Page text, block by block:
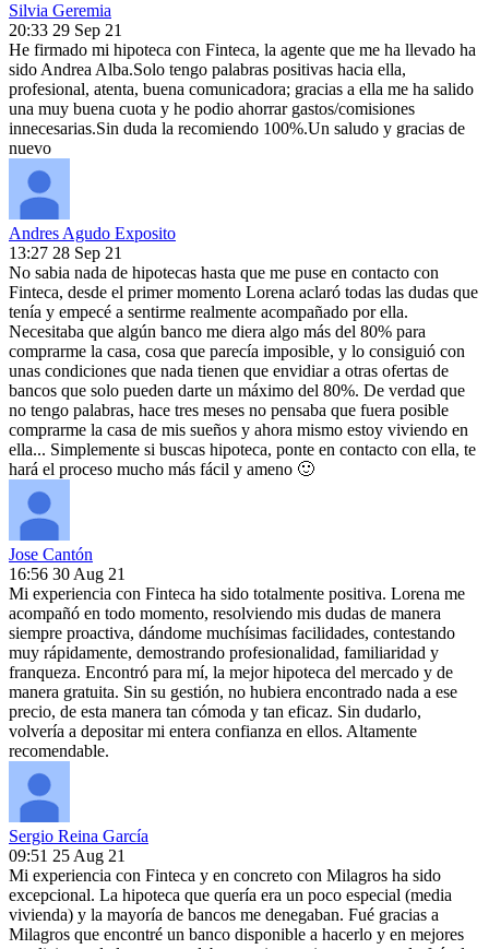
Silvia Geremia
20:33 29 Sep 21
He firmado mi hipoteca con Finteca, la agente que me ha llevado ha
sido Andrea Alba.Solo tengo palabras positivas hacia ella,
profesional, atenta, buena comunicadora; gracias a ella me ha salido
una muy buena cuota y he podio ahorrar gastos/comisiones
innecesarias.Sin duda la recomiendo 100%.Un saludo y gracias de
nuevo
Andres Agudo Exposito
13:27 28 Sep 21
No sabia nada de hipotecas hasta que me puse en contacto con
Finteca, desde el primer momento Lorena aclaró todas las dudas que
tenía y empecé a sentirme realmente acompañado por ella.
Necesitaba que algún banco me diera algo más del 80% para
comprarme la casa, cosa que parecía imposible, y lo consiguió con
unas condiciones que nada tienen que envidiar a otras ofertas de
bancos que solo pueden darte un máximo del 80%. De verdad que
no tengo palabras, hace tres meses no pensaba que fuera posible
comprarme la casa de mis sueños y ahora mismo estoy viviendo en
ella... Simplemente si buscas hipoteca, ponte en contacto con ella, te
hará el proceso mucho más fácil y ameno 🙂
Jose Cantón
16:56 30 Aug 21
Mi experiencia con Finteca ha sido totalmente positiva. Lorena me
acompañó en todo momento, resolviendo mis dudas de manera
siempre proactiva, dándome muchísimas facilidades, contestando
muy rápidamente, demostrando profesionalidad, familiaridad y
franqueza. Encontró para mí, la mejor hipoteca del mercado y de
manera gratuita. Sin su gestión, no hubiera encontrado nada a ese
precio, de esta manera tan cómoda y tan eficaz. Sin dudarlo,
volvería a depositar mi entera confianza en ellos. Altamente
recomendable.
Sergio Reina García
09:51 25 Aug 21
Mi experiencia con Finteca y en concreto con Milagros ha sido
excepcional. La hipoteca que quería era un poco especial (media
vivienda) y la mayoría de bancos me denegaban. Fué gracias a
Milagros que encontré un banco disponible a hacerlo y en mejores